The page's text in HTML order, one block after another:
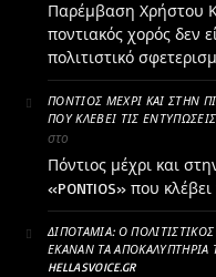
Παρέμβαση Χρήστου
ποντιακός χορός δεν
πολιτιστικό
ΠΌΝΤΙΟΣ ΜΈΧΡΙ ΚΑΙ ΣΤΗΝ
ΠΟΥ ΚΛΈΒΕΙ ΤΙΣ ΕΝΤΥΠΏΣΕΙΣ -
στο
Πόντιος μέχρι και
«PONTIOS» που
ΔΙΠΟΤΑΜΊΑ: Ο
ΈΚΑΝΑΝ ΤΑ ΑΠΟΚΑΛΥΠΤΉΡΙΑ
HELLASVOICE.GR